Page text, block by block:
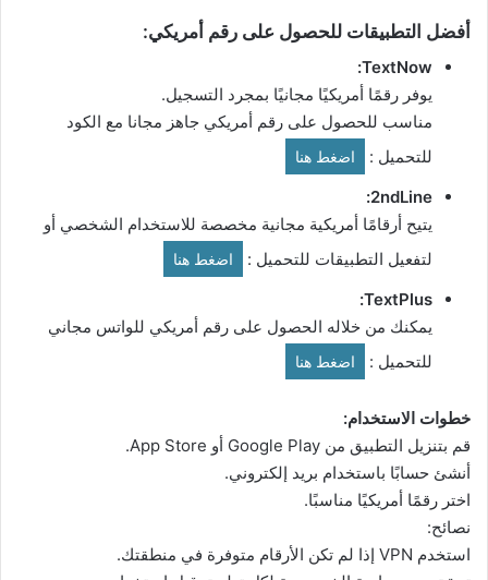
أفضل التطبيقات للحصول على رقم أمريكي:
TextNow:
يوفر رقمًا أمريكيًا مجانيًا بمجرد التسجيل.
مناسب للحصول على رقم أمريكي جاهز مجانا مع الكود
للتحميل :
اضغط هنا
2ndLine:
يتيح أرقامًا أمريكية مجانية مخصصة للاستخدام الشخصي أو
لتفعيل التطبيقات للتحميل :
اضغط هنا
TextPlus:
يمكنك من خلاله الحصول على رقم أمريكي للواتس مجاني
للتحميل :
اضغط هنا
خطوات الاستخدام:
قم بتنزيل التطبيق من Google Play أو App Store.
أنشئ حسابًا باستخدام بريد إلكتروني.
اختر رقمًا أمريكيًا مناسبًا.
نصائح:
استخدم VPN إذا لم تكن الأرقام متوفرة في منطقتك.